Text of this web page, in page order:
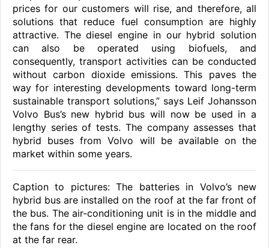
prices for our customers will rise, and therefore, all
solutions that reduce fuel consumption are highly
attractive. The diesel engine in our hybrid solution
can also be operated using biofuels, and
consequently, transport activities can be conducted
without carbon dioxide emissions. This paves the
way for interesting developments toward long-term
sustainable transport solutions,” says Leif Johansson
Volvo Bus’s new hybrid bus will now be used in a
lengthy series of tests. The company assesses that
hybrid buses from Volvo will be available on the
market within some years.
Caption to pictures: The batteries in Volvo’s new
hybrid bus are installed on the roof at the far front of
the bus. The air-conditioning unit is in the middle and
the fans for the diesel engine are located on the roof
at the far rear.